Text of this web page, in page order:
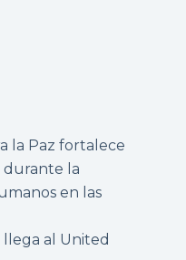
la Paz fortalece
durante la
en las
llega al United